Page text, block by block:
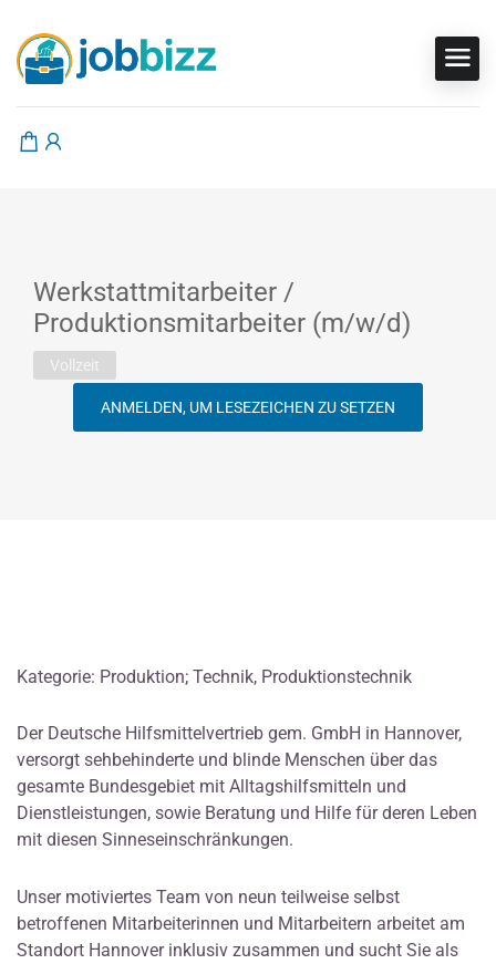
Werkstattmitarbeiter /
Produktionsmitarbeiter (m/w/d)
Vollzeit
ANMELDEN, UM LESEZEICHEN ZU SETZEN
Kategorie: Produktion; Technik, Produktionstechnik
Der Deutsche Hilfsmittelvertrieb gem. GmbH in Hannover,
versorgt sehbehinderte und blinde Menschen über das
gesamte Bundesgebiet mit Alltagshilfsmitteln und
Dienstleistungen, sowie Beratung und Hilfe für deren Leben
mit diesen Sinneseinschränkungen.
Unser motiviertes Team von neun teilweise selbst
betroffenen Mitarbeiterinnen und Mitarbeitern arbeitet am
Standort Hannover inklusiv zusammen und sucht Sie als